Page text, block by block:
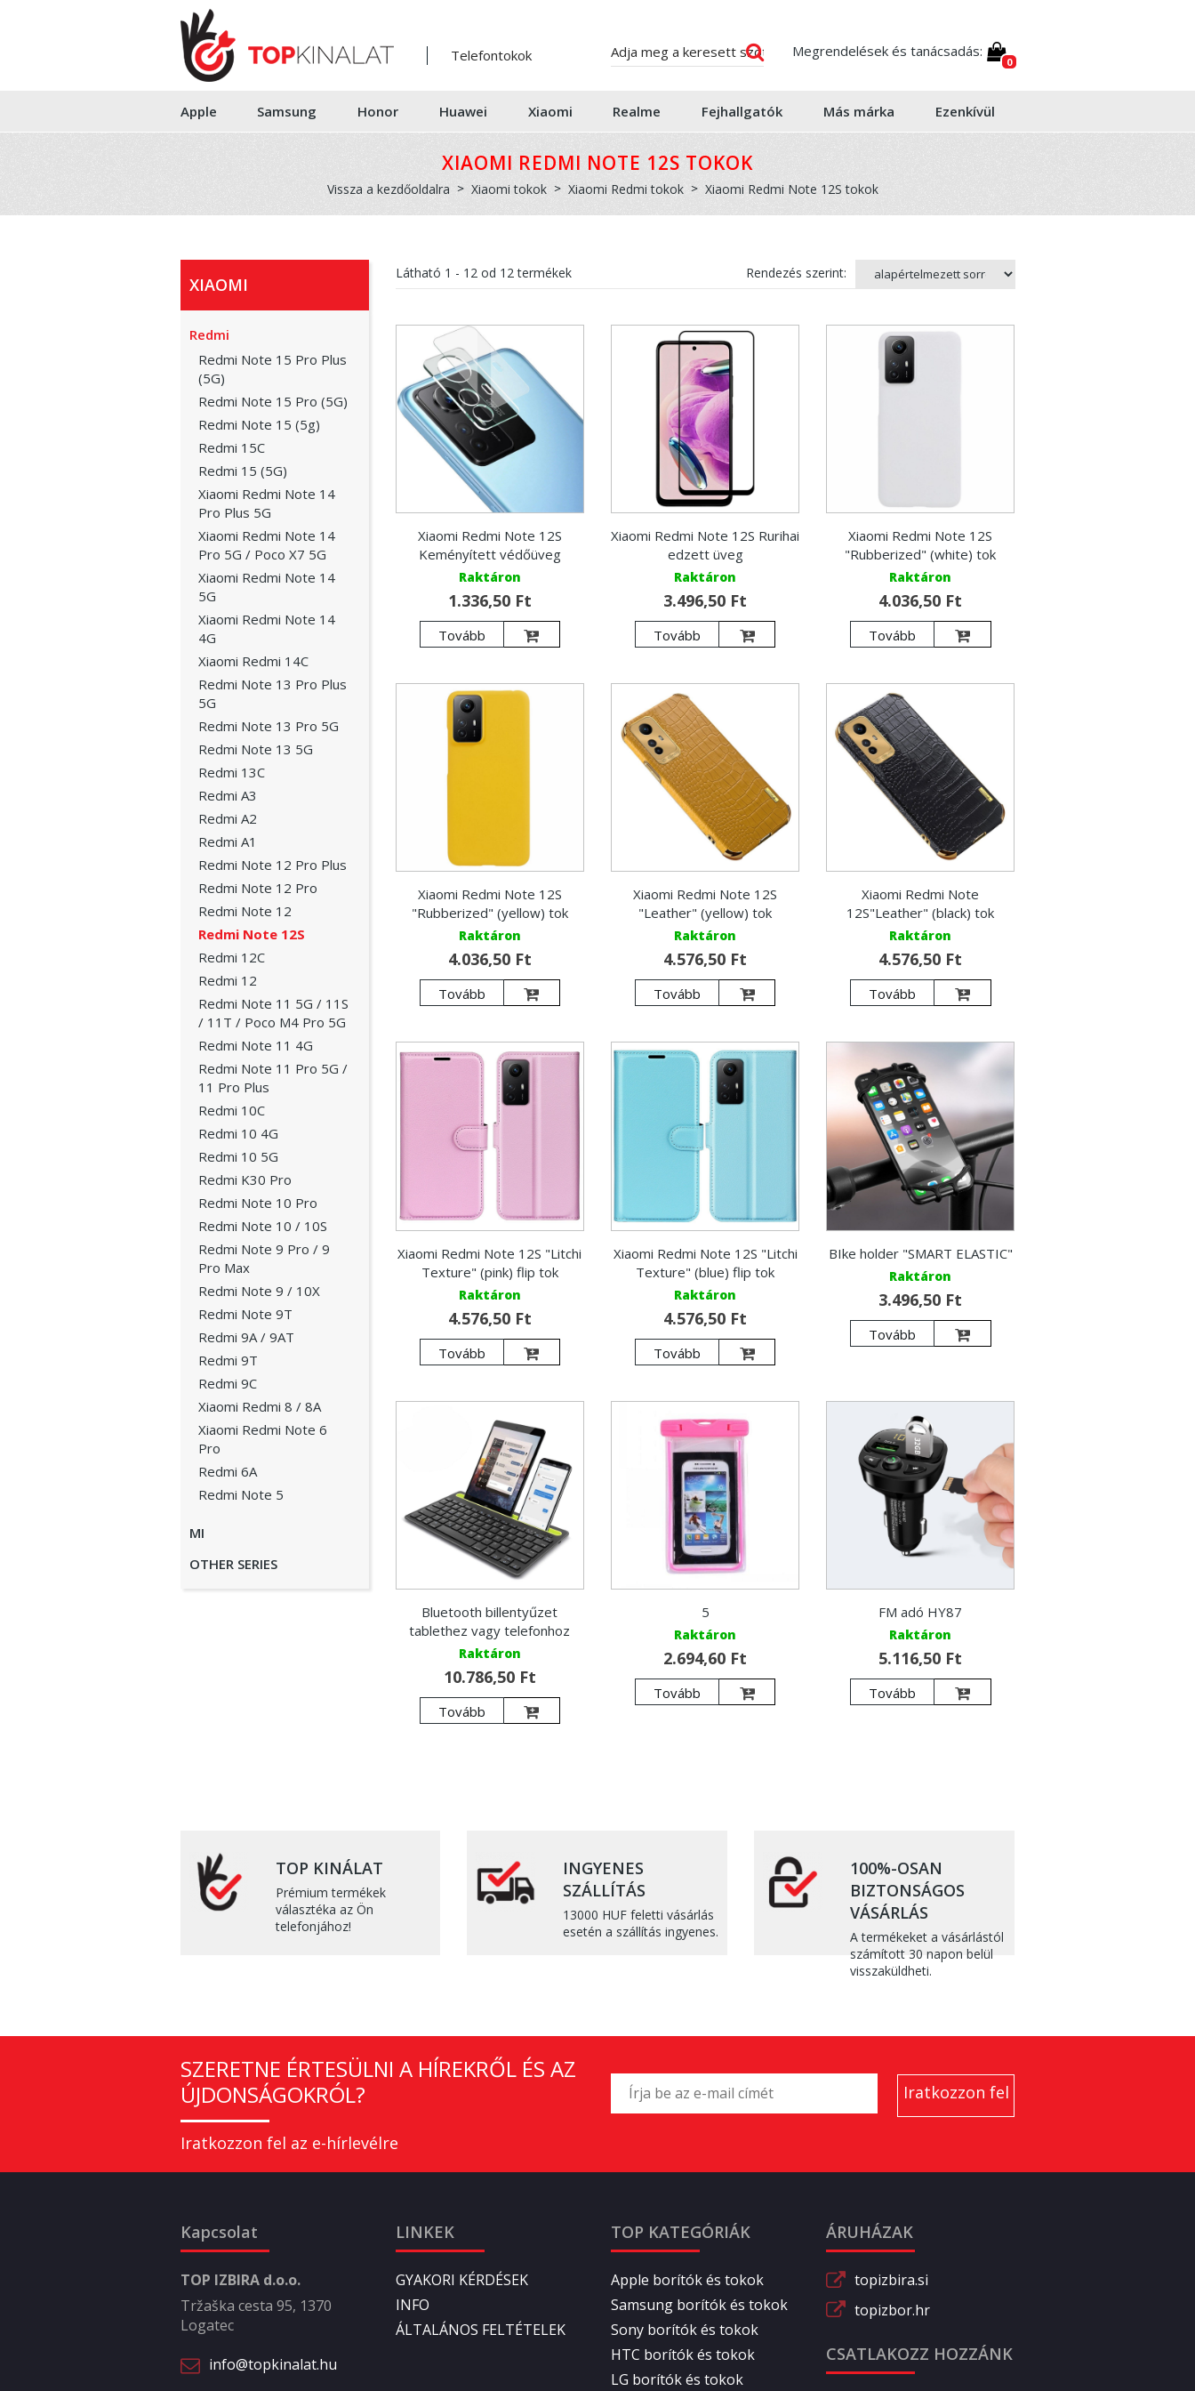
Telefontokok Megrendelések és tanácsadás:
0
Apple Samsung Honor Huawei Xiaomi Realme Fejhallgatók Más márka Ezenkívül
XIAOMI REDMI NOTE 12S TOKOK
Vissza a kezdőoldalra Xiaomi tokok Xiaomi Redmi tokok Xiaomi Redmi Note 12S tokok
XIAOMI
Redmi
Redmi Note 15 Pro Plus
(5G)
Redmi Note 15 Pro (5G)
Redmi Note 15 (5g)
Redmi 15C
Redmi 15 (5G)
Xiaomi Redmi Note 14
Pro Plus 5G
Xiaomi Redmi Note 14
Pro 5G / Poco X7 5G
Xiaomi Redmi Note 14
5G
Xiaomi Redmi Note 14
4G
Xiaomi Redmi 14C
Redmi Note 13 Pro Plus
5G
Redmi Note 13 Pro 5G
Redmi Note 13 5G
Redmi 13C
Redmi A3
Redmi A2
Redmi A1
Redmi Note 12 Pro Plus
Redmi Note 12 Pro
Redmi Note 12
Redmi Note 12S
Redmi 12C
Redmi 12
Redmi Note 11 5G / 11S
/ 11T / Poco M4 Pro 5G
Redmi Note 11 4G
Redmi Note 11 Pro 5G /
11 Pro Plus
Redmi 10C
Redmi 10 4G
Redmi 10 5G
Redmi K30 Pro
Redmi Note 10 Pro
Redmi Note 10 / 10S
Redmi Note 9 Pro / 9
Pro Max
Redmi Note 9 / 10X
Redmi Note 9T
Redmi 9A / 9AT
Redmi 9T
Redmi 9C
Xiaomi Redmi 8 / 8A
Xiaomi Redmi Note 6
Pro
Redmi 6A
Redmi Note 5
MI
OTHER SERIES
Látható 1 - 12od 12termékek Rendezés szerint:
Xiaomi Redmi Note 12S
Keményített védőüveg
Raktáron
1.336,50 Ft
Tovább
Xiaomi Redmi Note 12S Rurihai
edzett üveg
Raktáron
3.496,50 Ft
Tovább
Xiaomi Redmi Note 12S
"Rubberized" (white) tok
Raktáron
4.036,50 Ft
Tovább
Xiaomi Redmi Note 12S
"Rubberized" (yellow) tok
Raktáron
4.036,50 Ft
Tovább
Xiaomi Redmi Note 12S
"Leather" (yellow) tok
Raktáron
4.576,50 Ft
Tovább
Xiaomi Redmi Note
12S"Leather" (black) tok
Raktáron
4.576,50 Ft
Tovább
Xiaomi Redmi Note 12S "Litchi
Texture" (pink) flip tok
Raktáron
4.576,50 Ft
Tovább
Xiaomi Redmi Note 12S "Litchi
Texture" (blue) flip tok
Raktáron
4.576,50 Ft
Tovább
BIke holder "SMART ELASTIC"
Raktáron
3.496,50 Ft
Tovább
Bluetooth billentyűzet
tablethez vagy telefonhoz
Raktáron
10.786,50 Ft
Tovább
5
Raktáron
2.694,60 Ft
Tovább
FM adó HY87
Raktáron
5.116,50 Ft
Tovább
TOP KINÁLAT
Prémium termékek
választéka az Ön
telefonjához!
INGYENES
SZÁLLÍTÁS
13000 HUF feletti vásárlás
esetén a szállítás ingyenes.
100%-OSAN
BIZTONSÁGOS
VÁSÁRLÁS
A termékeket a vásárlástól
számított 30 napon belül
visszaküldheti.
SZERETNE ÉRTESÜLNI A HÍREKRŐL ÉS AZ
ÚJDONSÁGOKRÓL?
Iratkozzon fel az e-hírlevélre
Kapcsolat
TOP IZBIRA d.o.o.
Tržaška cesta 95, 1370
Logatec
info@topkinalat.hu
LINKEK
GYAKORI KÉRDÉSEK
INFO
ÁLTALÁNOS FELTÉTELEK
TOP KATEGÓRIÁK
Apple borítók és tokok
Samsung borítók és tokok
Sony borítók és tokok
HTC borítók és tokok
LG borítók és tokok
ÁRUHÁZAK
topizbira.si
topizbor.hr
CSATLAKOZZ HOZZÁNK